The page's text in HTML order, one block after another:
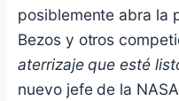
posiblemente abra la
Bezos y otros
aterrizaje que esté
nuevo jefe de la